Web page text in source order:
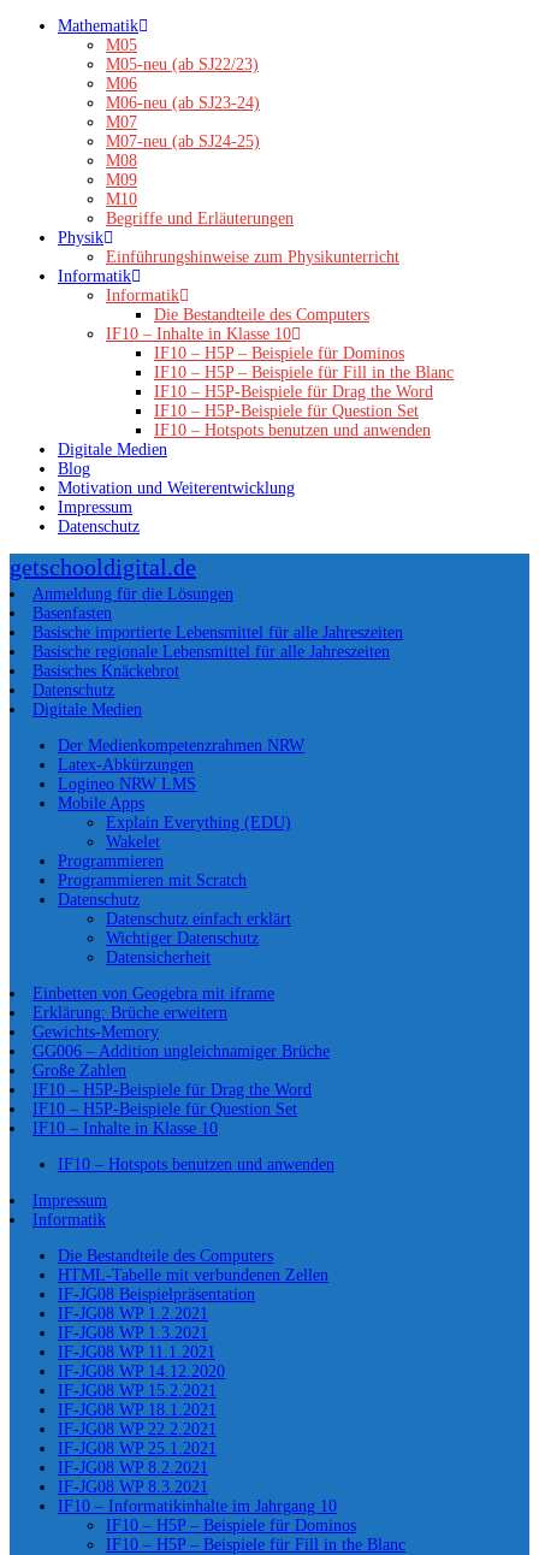
Zum
Mathematik
M05
M05-neu (ab SJ22/23)
M06
M06-neu (ab SJ23-24)
M07
M07-neu (ab SJ24-25)
M08
M09
M10
Begriffe und Erläuterungen
Physik
Einführungshinweise zum Physikunterricht
Informatik
Informatik
Die Bestandteile des Computers
IF10 – Inhalte in Klasse 10
IF10 – H5P – Beispiele für Dominos
IF10 – H5P – Beispiele für Fill in the Blanc
IF10 – H5P-Beispiele für Drag the Word
IF10 – H5P-Beispiele für Question Set
IF10 – Hotspots benutzen und anwenden
Digitale Medien
Blog
Motivation und Weiterentwicklung
Impressum
Datenschutz
getschooldigital.de
Anmeldung für die Lösungen
Basenfasten
Basische importierte Lebensmittel für alle Jahreszeiten
Basische regionale Lebensmittel für alle Jahreszeiten
Basisches Knäckebrot
Datenschutz
Digitale Medien
Der Medienkompetenzrahmen NRW
Latex-Abkürzungen
Logineo NRW LMS
Mobile Apps
Explain Everything (EDU)
Wakelet
Programmieren
Programmieren mit Scratch
Datenschutz
Datenschutz einfach erklärt
Wichtiger Datenschutz
Datensicherheit
Einbetten von Geogebra mit iframe
Erklärung: Brüche erweitern
Gewichts-Memory
GG006 – Addition ungleichnamiger Brüche
Große Zahlen
IF10 – H5P-Beispiele für Drag the Word
IF10 – H5P-Beispiele für Question Set
IF10 – Inhalte in Klasse 10
IF10 – Hotspots benutzen und anwenden
Impressum
Informatik
Die Bestandteile des Computers
HTML-Tabelle mit verbundenen Zellen
IF-JG08 Beispielpräsentation
IF-JG08 WP 1.2.2021
IF-JG08 WP 1.3.2021
IF-JG08 WP 11.1.2021
IF-JG08 WP 14.12.2020
IF-JG08 WP 15.2.2021
IF-JG08 WP 18.1.2021
IF-JG08 WP 22.2.2021
IF-JG08 WP 25.1.2021
IF-JG08 WP 8.2.2021
IF-JG08 WP 8.3.2021
IF10 – Informatikinhalte im Jahrgang 10
IF10 – H5P – Beispiele für Dominos
IF10 – H5P – Beispiele für Fill in the Blanc